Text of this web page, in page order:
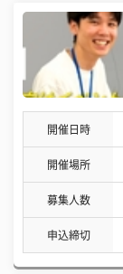
開催日時
開催場所
募集人数
申込締切